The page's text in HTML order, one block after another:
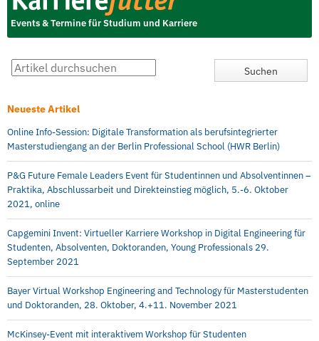
Events & Termine für Studium und Karriere
Neueste Artikel
Online Info-Session: Digitale Transformation als berufsintegrierter
Masterstudiengang an der Berlin Professional School (HWR Berlin)
P&G Future Female Leaders Event für Studentinnen und Absolventinnen –
Praktika, Abschlussarbeit und Direkteinstieg möglich, 5.-6. Oktober
2021, online
Capgemini Invent: Virtueller Karriere Workshop in Digital Engineering für
Studenten, Absolventen, Doktoranden, Young Professionals 29.
September 2021
Bayer Virtual Workshop Engineering and Technology für Masterstudenten
und Doktoranden, 28. Oktober, 4.+11. November 2021
McKinsey-Event mit interaktivem Workshop für Studenten